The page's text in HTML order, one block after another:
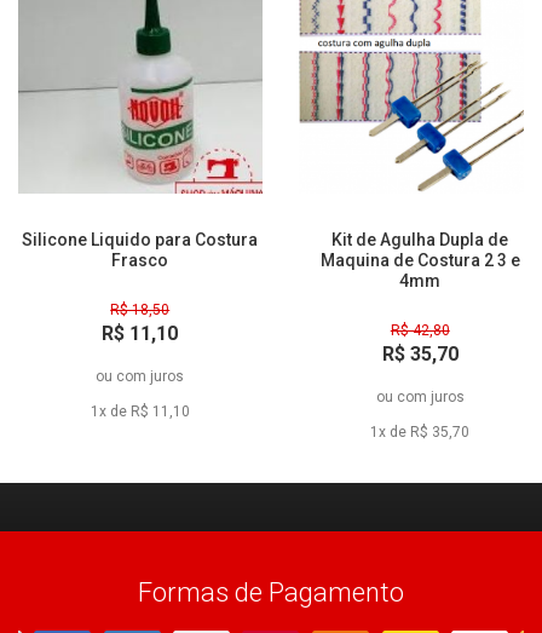
Silicone Liquido para Costura
Frasco
R$ 18,50
R$ 11,10
ou
1x de R$ 11,10
com juros
Kit de Agulha Dupla de
Maquina de Costura 2 3 e
4mm
R$ 42,80
R$ 35,70
ou
1x de R$ 35,70
com juros
Formas de Pagamento